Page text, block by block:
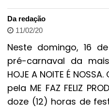
Da redação
11/02/20
Neste domingo, 16
pré-carnaval da
HOJE A NOITE É
pela ME FAZ FELIZ
doze (12) horas de